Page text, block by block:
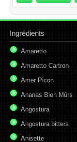
Ingrédients
Amaretto
Amaretto Cartron
Amer Picon
Ananas Bien Mûrs
Angostura
Angostura bitters
Anisette